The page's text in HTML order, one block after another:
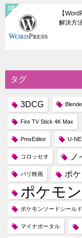
【
解決方
タグ
3DCG
Fire TV Stick 4K Max
PmxEditor U-
コロッセオ ノ
パリ映画 ポ
ポケモン
ポケモンソードシールド
マイナポータル